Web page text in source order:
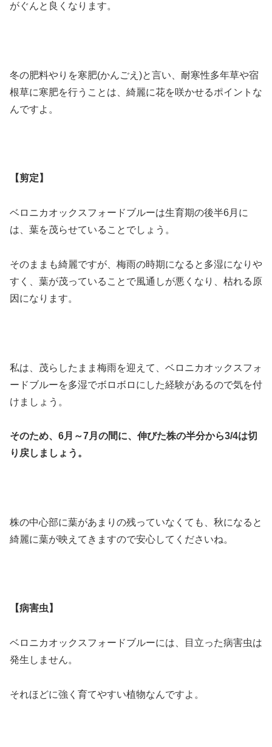
がぐんと良くなります。
冬の肥料やりを寒肥(かんごえ)と言い、耐寒性多年草や宿
根草に寒肥を行うことは、綺麗に花を咲かせるポイントな
んですよ。
【剪定】
ベロニカオックスフォードブルーは生育期の後半6月に
は、葉を茂らせていることでしょう。
そのままも綺麗ですが、梅雨の時期になると多湿になりや
すく、葉が茂っていることで風通しが悪くなり、枯れる原
因になります。
私は、茂らしたまま梅雨を迎えて、ベロニカオックスフォ
ードブルーを多湿でボロボロにした経験があるので気を付
けましょう。
そのため、6月～7月の間に、伸びた株の半分から3/4は切
り戻しましょう。
株の中心部に葉があまりの残っていなくても、秋になると
綺麗に葉が映えてきますので安心してくださいね。
【病害虫】
ベロニカオックスフォードブルーには、目立った病害虫は
発生しません。
それほどに強く育てやすい植物なんですよ。